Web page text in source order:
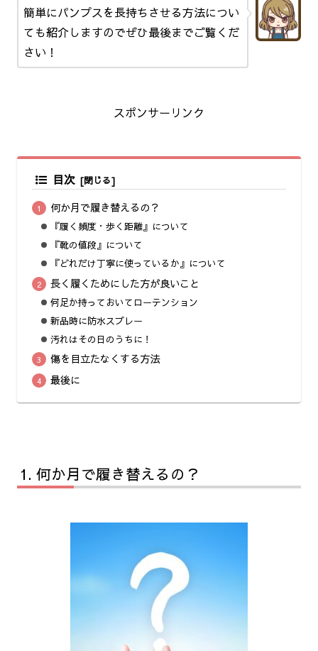
簡単にパンプスを長持ちさせる方法につい
ても紹介しますのでぜひ最後までご覧くだ
さい！
スポンサーリンク
目次
何か月で履き替えるの？
『履く頻度・歩く距離』について
『靴の値段』について
『どれだけ丁寧に使っているか』について
長く履くためにした方が良いこと
何足か持っておいてローテンション
新品時に防水スプレー
汚れはその日のうちに！
傷を目立たなくする方法
最後に
何か月で履き替えるの？